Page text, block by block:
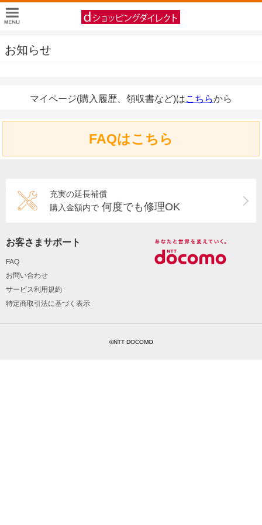
お知らせ
マイページ(購入履歴、領収書など)はこちらから
FAQはこちら
充実の延長補償
購入金額内で 何度でも修理OK
お客さまサポート
FAQ
お問い合わせ
サービス利用規約
特定商取引法に基づく表示
©NTT DOCOMO